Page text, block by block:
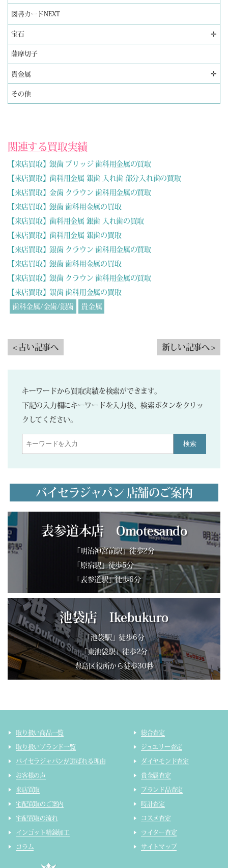
図書カードNEXT
宝石 ✛
薩摩切子
貴金属 ✛
その他
関連する買取実績
【来店買取】銀歯 ブリッジ 歯科用金属の買取
【来店買取】歯科用金属 銀歯 入れ歯 部分入れ歯の買取
【来店買取】金歯 クラウン 歯科用金属の買取
【来店買取】銀歯 歯科用金属の買取
【来店買取】歯科用金属 銀歯 入れ歯の買取
【来店買取】歯科用金属 銀歯の買取
【来店買取】銀歯 クラウン 歯科用金属の買取
【来店買取】銀歯 歯科用金属の買取
【来店買取】銀歯 クラウン 歯科用金属の買取
【来店買取】銀歯 歯科用金属の買取
歯科金属/金歯/銀歯
貴金属
< 古い記事へ 新しい記事へ >
キーワードから買取実績を検索ができます。
下記の入力欄にキーワードを入力後、検索ボタンをクリッ
クしてください。
検索
バイセラジャパン 店舗のご案内
表参道本店 Omotesando
「明治神宮前駅」徒歩2分
「原宿駅」徒歩5分
「表参道駅」徒歩6分
池袋店 Ikebukuro
「池袋駅」徒歩6分
「東池袋駅」徒歩2分
豊島区役所から徒歩30秒
取り扱い商品一覧
取り扱いブランド一覧
バイセラジャパンが選ばれる理由
お客様の声
来店買取
宅配買取のご案内
宅配買取の流れ
インゴット精錬加工
コラム
総合査定
ジュエリー査定
ダイヤモンド査定
貴金属査定
ブランド品査定
時計査定
コスメ査定
ライター査定
サイトマップ